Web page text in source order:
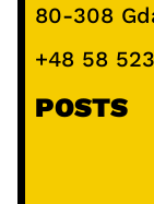
80-308
+48 58
POSTS